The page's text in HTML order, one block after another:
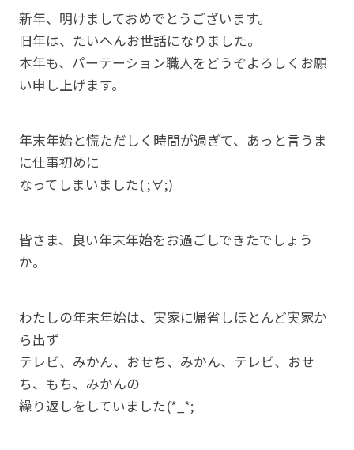
新年、明けましておめでとうございます。
旧年は、たいへんお世話になりました。
本年も、パーテーション職人をどうぞよろしくお願
い申し上げます。
年末年始と慌ただしく時間が過ぎて、あっと言うま
に仕事初めに
なってしまいました( ;∀;)
皆さま、良い年末年始をお過ごしできたでしょう
か。
わたしの年末年始は、実家に帰省しほとんど実家か
ら出ず
テレビ、みかん、おせち、みかん、テレビ、おせ
ち、もち、みかんの
繰り返しをしていました(*_*;